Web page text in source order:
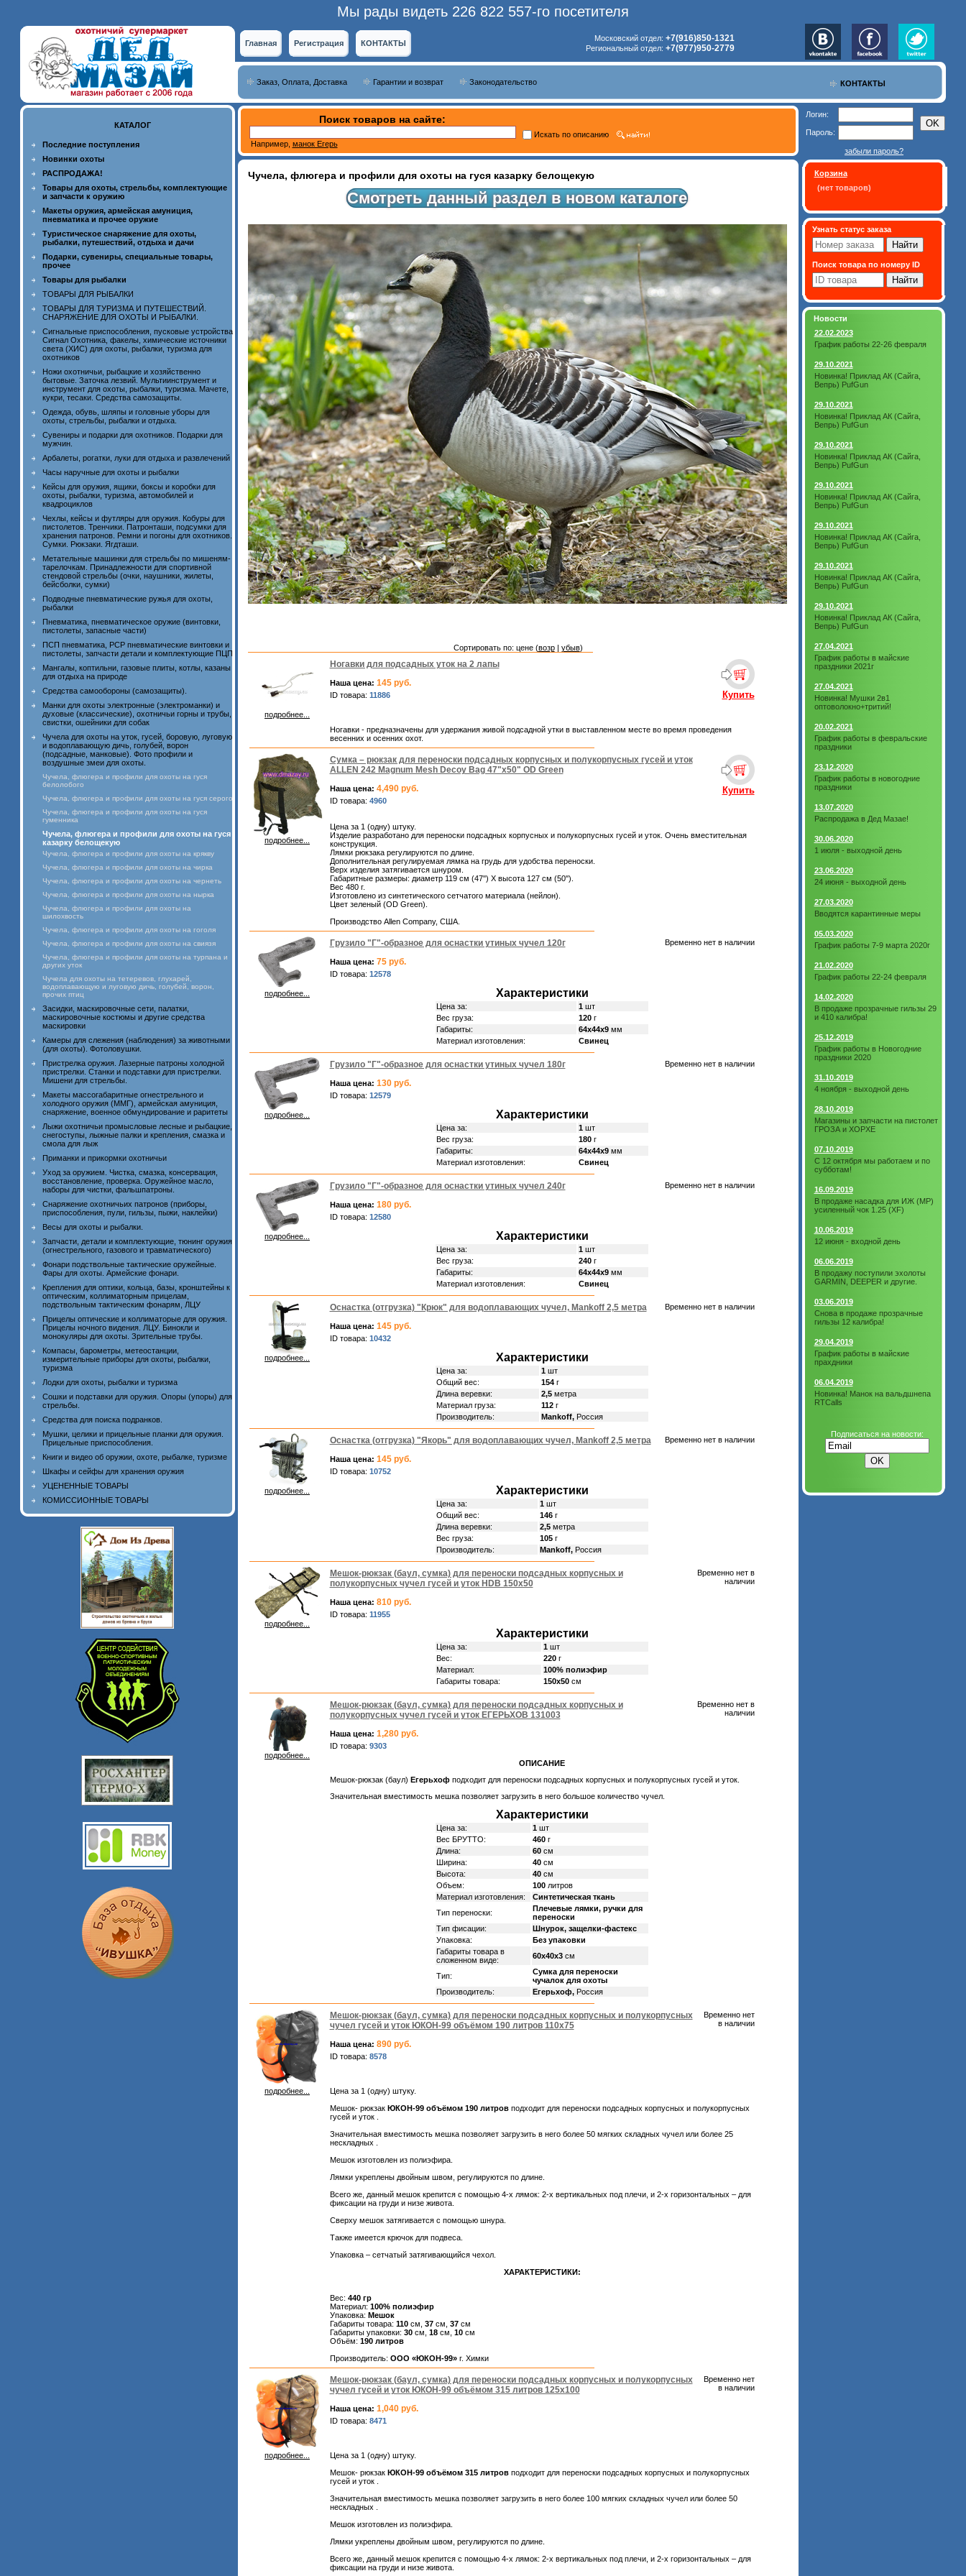
Мы рады видеть 226 822 557-го посетителя
Главная Регистрация КОНТАКТЫ
Московский отдел: +7(916)850-1321
Региональный отдел: +7(977)950-2779
КОНТАКТЫ
Заказ, Оплата, Доставка Гарантии и возврат Законодательство
КАТАЛОГ
Последние поступления
Новинки охоты
РАСПРОДАЖА!
Товары для охоты, стрельбы, комплектующие
и запчасти к оружию
Макеты оружия, армейская амуниция,
пневматика и прочее оружие
Туристическое снаряжение для охоты,
рыбалки, путешествий, отдыха и дачи
Подарки, сувениры, специальные товары,
прочее
Товары для рыбалки
ТОВАРЫ ДЛЯ РЫБАЛКИ
ТОВАРЫ ДЛЯ ТУРИЗМА И ПУТЕШЕСТВИЙ.
СНАРЯЖЕНИЕ ДЛЯ ОХОТЫ И РЫБАЛКИ.
Сигнальные приспособления, пусковые устройства
Сигнал Охотника, факелы, химические источники
света (ХИС) для охоты, рыбалки, туризма для
охотников
Ножи охотничьи, рыбацкие и хозяйственно
бытовые. Заточка лезвий. Мультиинструмент и
инструмент для охоты, рыбалки, туризма. Мачете,
кукри, тесаки. Средства самозащиты.
Одежда, обувь, шляпы и головные уборы для
охоты, стрельбы, рыбалки и отдыха.
Сувениры и подарки для охотников. Подарки для
мужчин.
Арбалеты, рогатки, луки для отдыха и развлечений
Часы наручные для охоты и рыбалки
Кейсы для оружия, ящики, боксы и коробки для
охоты, рыбалки, туризма, автомобилей и
квадроциклов
Чехлы, кейсы и футляры для оружия. Кобуры для
пистолетов. Тренчики. Патронташи, подсумки для
хранения патронов. Ремни и погоны для охотников.
Сумки. Рюкзаки. Ягдташи.
Метательные машинки для стрельбы по мишеням-
тарелочкам. Принадлежности для спортивной
стендовой стрельбы (очки, наушники, жилеты,
бейсболки, сумки)
Подводные пневматические ружья для охоты,
рыбалки
Пневматика, пневматическое оружие (винтовки,
пистолеты, запасные части)
ПСП пневматика, PCP пневматические винтовки и
пистолеты, запчасти детали и комплектующие ПЦП
Мангалы, коптильни, газовые плиты, котлы, казаны
для отдыха на природе
Средства самообороны (самозащиты).
Манки для охоты электронные (электроманки) и
духовые (классические), охотничьи горны и трубы,
свистки, ошейники для собак
Чучела для охоты на уток, гусей, боровую, луговую
и водоплавающую дичь, голубей, ворон
(подсадные, манковые). Фото профили и
воздушные змеи для охоты.
Чучела, флюгера и профили для охоты на гуся
белолобого
Чучела, флюгера и профили для охоты на гуся серого
Чучела, флюгера и профили для охоты на гуся
гуменника
Чучела, флюгера и профили для охоты на гуся
казарку белощекую
Чучела, флюгера и профили для охоты на крякву
Чучела, флюгера и профили для охоты на чирка
Чучела, флюгера и профили для охоты на чернеть
Чучела, флюгера и профили для охоты на нырка
Чучела, флюгера и профили для охоты на
шилохвость
Чучела, флюгера и профили для охоты на гоголя
Чучела, флюгера и профили для охоты на свиязя
Чучела, флюгера и профили для охоты на турпана и
других уток
Чучела для охоты на тетеревов, глухарей,
водоплавающую и луговую дичь, голубей, ворон,
прочих птиц
Засидки, маскировочные сети, палатки,
маскировочные костюмы и другие средства
маскировки
Камеры для слежения (наблюдения) за животными
(для охоты). Фотоловушки.
Пристрелка оружия. Лазерные патроны холодной
пристрелки. Станки и подставки для пристрелки.
Мишени для стрельбы.
Макеты массогабаритные огнестрельного и
холодного оружия (ММГ), армейская амуниция,
снаряжение, военное обмундирование и раритеты
Лыжи охотничьи промысловые лесные и рыбацкие,
снегоступы, лыжные палки и крепления, смазка и
смола для лыж
Приманки и прикормки охотничьи
Уход за оружием. Чистка, смазка, консервация,
восстановление, проверка. Оружейное масло,
наборы для чистки, фальшпатроны.
Снаряжение охотничьих патронов (приборы,
приспособления, пули, гильзы, пыжи, наклейки)
Весы для охоты и рыбалки.
Запчасти, детали и комплектующие, тюнинг оружия
(огнестрельного, газового и травматического)
Фонари подствольные тактические оружейные.
Фары для охоты. Армейские фонари.
Крепления для оптики, кольца, базы, кронштейны к
оптическим, коллиматорным прицелам,
подствольным тактическим фонарям, ЛЦУ
Прицелы оптические и коллиматорые для оружия.
Прицелы ночного видения. ЛЦУ. Бинокли и
монокуляры для охоты. Зрительные трубы.
Компасы, барометры, метеостанции,
измерительные приборы для охоты, рыбалки,
туризма
Лодки для охоты, рыбалки и туризма
Сошки и подставки для оружия. Опоры (упоры) для
стрельбы.
Средства для поиска подранков.
Мушки, целики и прицельные планки для оружия.
Прицельные приспособления.
Книги и видео об оружии, охоте, рыбалке, туризме
Шкафы и сейфы для хранения оружия
УЦЕНЕННЫЕ ТОВАРЫ
КОМИССИОННЫЕ ТОВАРЫ
Поиск товаров на сайте:
Например, манок Егерь
Искать по описанию
Чучела, флюгера и профили для охоты на гуся казарку белощекую
Смотреть данный раздел в новом каталоге
Сортировать по: цене (возр| убыв)
подробнее...
Ногавки для подсадных уток на 2 лапы
Наша цена: 145 руб.
ID товара: 11886 Купить
Ногавки - предназначены для удержания живой подсадной утки в выставленном месте во время проведения
весенних и осенних охот.
подробнее...
Сумка – рюкзак для переноски подсадных корпусных и полукорпусных гусей и уток
ALLEN 242 Magnum Mesh Decoy Bag 47"x50" OD Green
Наша цена: 4,490 руб.
ID товара: 4960
Купить
Цена за 1 (одну) штуку.
Изделие разработано для переноски подсадных корпусных и полукорпусных гусей и уток. Очень вместительная
конструкция.
Лямки рюкзака регулируются по длине.
Дополнительная регулируемая лямка на грудь для удобства переноски.
Верх изделия затягивается шнуром.
Габаритные размеры: диаметр 119 см (47'') Х высота 127 см (50'').
Вес 480 г.
Изготовлено из синтетического сетчатого материала (нейлон).
Цвет зеленый (OD Green).
Производство Allen Company, США.
подробнее...
Грузило "Г"-образное для оснастки утиных чучел 120г
Наша цена: 75 руб.
ID товара: 12578
Временно нет в наличии
Характеристики
Цена за: 1 шт
Вес груза:
120 г
Габариты:
64х44х9 мм
Материал изготовления:
Свинец
подробнее...
Грузило "Г"-образное для оснастки утиных чучел 180г
Наша цена: 130 руб.
ID товара: 12579
Временно нет в наличии
Характеристики
Цена за: 1 шт
Вес груза:
180 г
Габариты:
64х44х9 мм
Материал изготовления:
Свинец
подробнее...
Грузило "Г"-образное для оснастки утиных чучел 240г
Наша цена: 180 руб.
ID товара: 12580
Временно нет в наличии
Характеристики
Цена за: 1 шт
Вес груза:
240 г
Габариты:
64х44х9 мм
Материал изготовления:
Свинец
подробнее...
Оснастка (отгрузка) "Крюк" для водоплавающих чучел, Mankoff 2,5 метра
Наша цена: 145 руб.
ID товара: 10432
Временно нет в наличии
Характеристики
Цена за: 1 шт
Общий вес:
154 г
Длина веревки:
2,5 метра
Материал груза:
112 г
Производитель:
Mankoff, Россия
подробнее...
Оснастка (отгрузка) "Якорь" для водоплавающих чучел, Mankoff 2,5 метра
Наша цена: 145 руб.
ID товара: 10752
Временно нет в наличии
Характеристики
Цена за: 1 шт
Общий вес:
146 г
Длина веревки:
2,5 метра
Вес груза:
105 г
Производитель:
Mankoff, Россия
подробнее...
Мешок-рюкзак (баул, сумка) для переноски подсадных корпусных и
полукорпусных чучел гусей и уток HDB 150х50
Наша цена: 810 руб.
ID товара: 11955
Временно нет в
наличии
Характеристики
Цена за: 1 шт
Вес:
220 г
Материал:
100% полиэфир
Габариты товара:
150х50 см
подробнее...
Мешок-рюкзак (баул, сумка) для переноски подсадных корпусных и
полукорпусных чучел гусей и уток ЕГЕРЬХОВ 131003
Наша цена: 1,280 руб.
ID товара: 9303
Временно нет в
наличии
ОПИСАНИЕ
Мешок-рюкзак (баул) Егерьхофподходит для переноски подсадных корпусных и полукорпусных гусей и уток.
Значительная вместимость мешка позволяет загрузить в него большое количество чучел.
Характеристики
Цена за: 1 шт
Вес БРУТТО:
460 г
Длина:
60 см
Ширина:
40 см
Высота:
40 см
Объем:
100 литров
Материал изготовления:
Синтетическая ткань
Тип переноски:
Плечевые лямки, ручки для
переноски
Тип фисации:
Шнурок, защелки-фастекс
Упаковка:
Без упаковки
Габариты товара в
сложенном виде:
60х40х3 см
Тип:
Сумка для переноски
чучалок для охоты
Производитель:
Егерьхоф, Россия
подробнее...
Мешок-рюкзак (баул, сумка) для переноски подсадных корпусных и полукорпусных
чучел гусей и уток ЮКОН-99 объёмом 190 литров 110х75
Наша цена: 890 руб.
ID товара: 8578
Временно нет
в наличии
Цена за 1 (одну) штуку.
Мешок- рюкзак ЮКОН-99 объёмом 190 литровподходит для переноски подсадных корпусных и полукорпусных
гусей и уток .
Значительная вместимость мешка позволяет загрузить в него более 50 мягких складных чучел или более 25
нескладных .
Мешок изготовлен из полиэфира.
Лямки укреплены двойным швом, регулируются по длине.
Всего же, данный мешок крепится с помощью 4-х лямок: 2-х вертикальных под плечи, и 2-х горизонтальных – для
фиксации на груди и низе живота.
Сверху мешок затягивается с помощью шнура.
Также имеется крючок для подвеса.
Упаковка – сетчатый затягивающийся чехол.
ХАРАКТЕРИСТИКИ:
Вес: 440 гр
Материал: 100% полиэфир
Упаковка: Мешок
Габариты товара: 110 см, 37см, 37 см
Габариты упаковки: 30см, 18 см, 10 см
Объём: 190 литров
Производитель: ООО «ЮКОН-99» г. Химки
подробнее...
Мешок-рюкзак (баул, сумка) для переноски подсадных корпусных и полукорпусных
чучел гусей и уток ЮКОН-99 объёмом 315 литров 125х100
Наша цена: 1,040 руб.
ID товара: 8471
Временно нет
в наличии
Цена за 1 (одну) штуку.
Мешок- рюкзак ЮКОН-99 объёмом 315 литровподходит для переноски подсадных корпусных и полукорпусных
гусей и уток .
Значительная вместимость мешка позволяет загрузить в него более 100 мягких складных чучел или более 50
нескладных .
Мешок изготовлен из полиэфира.
Лямки укреплены двойным швом, регулируются по длине.
Всего же, данный мешок крепится с помощью 4-х лямок: 2-х вертикальных под плечи, и 2-х горизонтальных – для
фиксации на груди и низе живота.
Логин:
Пароль:
забыли пароль?
Корзина
(нет товаров)
Узнать статус заказа
Поиск товара по номеру ID
Новости
22.02.2023
График работы 22-26 февраля
29.10.2021
Новинка! Приклад АК (Сайга,
Вепрь) PufGun
29.10.2021
Новинка! Приклад АК (Сайга,
Вепрь) PufGun
29.10.2021
Новинка! Приклад АК (Сайга,
Вепрь) PufGun
29.10.2021
Новинка! Приклад АК (Сайга,
Вепрь) PufGun
29.10.2021
Новинка! Приклад АК (Сайга,
Вепрь) PufGun
29.10.2021
Новинка! Приклад АК (Сайга,
Вепрь) PufGun
29.10.2021
Новинка! Приклад АК (Сайга,
Вепрь) PufGun
27.04.2021
График работы в майские
праздники 2021г
27.04.2021
Новинка! Мушки 2в1
оптоволокно+тритий!
20.02.2021
График работы в февральские
праздники
23.12.2020
График работы в новогодние
праздники
13.07.2020
Распродажа в Дед Мазае!
30.06.2020
1 июля - выходной день
23.06.2020
24 июня - выходной день
27.03.2020
Вводятся карантинные меры
05.03.2020
График работы 7-9 марта 2020г
21.02.2020
График работы 22-24 февраля
14.02.2020
В продаже прозрачные гильзы 29
и 410 калибра!
25.12.2019
График работы в Новогодние
праздники 2020
31.10.2019
4 ноября - выходной день
28.10.2019
Магазины и запчасти на пистолет
ГРОЗА и ХОРХЕ
07.10.2019
С 12 октября мы работаем и по
субботам!
16.09.2019
В продаже насадка для ИЖ (МР)
усиленный чок 1.25 (XF)
10.06.2019
12 июня - входной день
06.06.2019
В продажу поступили эхолоты
GARMIN, DEEPER и другие.
03.06.2019
Снова в продаже прозрачные
гильзы 12 калибра!
29.04.2019
График работы в майские
прахдники
06.04.2019
Новинка! Манок на вальдшнепа
RTCalls
Подписаться на новости: